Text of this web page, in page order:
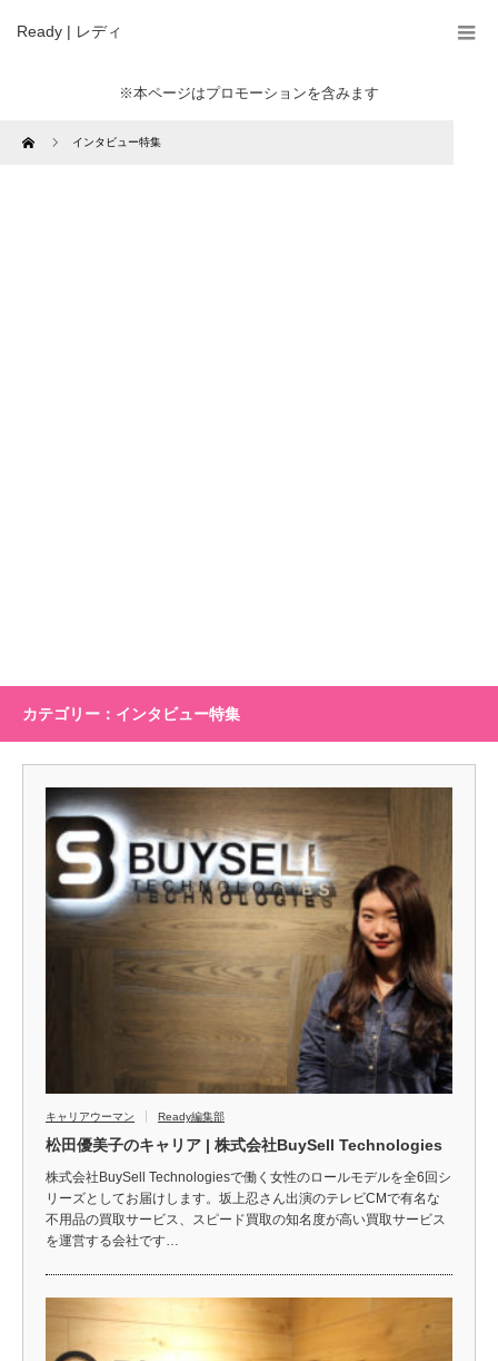
Ready | レディ
※本ページはプロモーションを含みます
Home インタビュー特集
カテゴリー：インタビュー特集
キャリアウーマン Ready編集部
松田優美子のキャリア | 株式会社BuySell Technologies
株式会社BuySell Technologiesで働く女性のロールモデルを全6回シ
リーズとしてお届けします。坂上忍さん出演のテレビCMで有名な
不用品の買取サービス、スピード買取の知名度が高い買取サービス
を運営する会社です…